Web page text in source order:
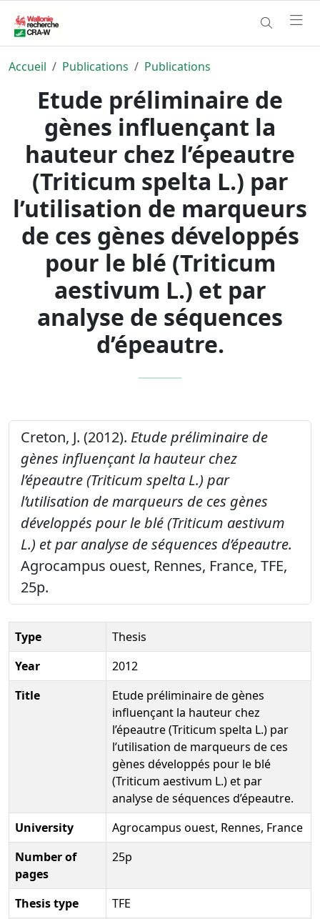
Accueil Publications Publications
Etude préliminaire de
gènes influençant la
hauteur chez l’épeautre
(Triticum spelta L.) par
l’utilisation de marqueurs
de ces gènes développés
pour le blé (Triticum
aestivum L.) et par
analyse de séquences
d’épeautre.
Creton, J. (2012). Etude préliminaire de
gènes influençant la hauteur chez
l’épeautre (Triticum spelta L.) par
l’utilisation de marqueurs de ces gènes
développés pour le blé (Triticum aestivum
L.) et par analyse de séquences d’épeautre.
Agrocampus ouest, Rennes, France, TFE,
25p.
Type
Thesis
Year
2012
Title
Etude préliminaire de gènes
influençant la hauteur chez
l’épeautre (Triticum spelta L.) par
l’utilisation de marqueurs de ces
gènes développés pour le blé
(Triticum aestivum L.) et par
analyse de séquences d’épeautre.
University
Agrocampus ouest, Rennes, France
Number of
pages
25p
Thesis type
TFE